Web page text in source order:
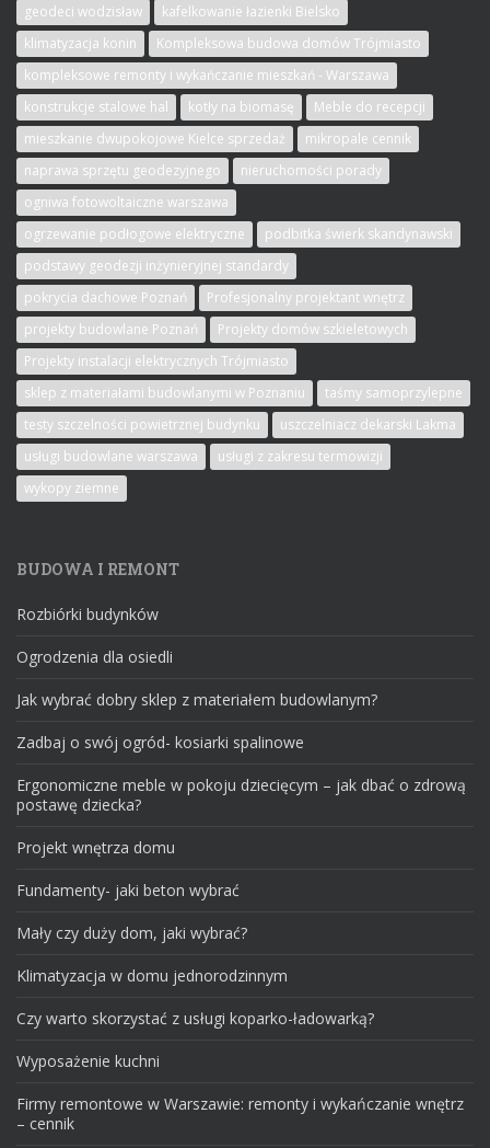
geodeci wodzisław
kafelkowanie łazienki Bielsko
klimatyzacja konin
Kompleksowa budowa domów Trójmiasto
kompleksowe remonty i wykańczanie mieszkań - Warszawa
konstrukcje stalowe hal
kotły na biomasę
Meble do recepcji
mieszkanie dwupokojowe Kielce sprzedaż
mikropale cennik
naprawa sprzętu geodezyjnego
nieruchomości porady
ogniwa fotowoltaiczne warszawa
ogrzewanie podłogowe elektryczne
podbitka świerk skandynawski
podstawy geodezji inżynieryjnej standardy
pokrycia dachowe Poznań
Profesjonalny projektant wnętrz
projekty budowlane Poznań
Projekty domów szkieletowych
Projekty instalacji elektrycznych Trójmiasto
sklep z materiałami budowlanymi w Poznaniu
taśmy samoprzylepne
testy szczelności powietrznej budynku
uszczelniacz dekarski Lakma
usługi budowlane warszawa
usługi z zakresu termowizji
wykopy ziemne
BUDOWA I REMONT
Rozbiórki budynków
Ogrodzenia dla osiedli
Jak wybrać dobry sklep z materiałem budowlanym?
Zadbaj o swój ogród- kosiarki spalinowe
Ergonomiczne meble w pokoju dziecięcym – jak dbać o zdrową
postawę dziecka?
Projekt wnętrza domu
Fundamenty- jaki beton wybrać
Mały czy duży dom, jaki wybrać?
Klimatyzacja w domu jednorodzinnym
Czy warto skorzystać z usługi koparko-ładowarką?
Wyposażenie kuchni
Firmy remontowe w Warszawie: remonty i wykańczanie wnętrz
– cennik